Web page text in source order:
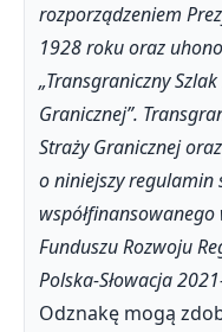
rozporządzeniem
1928 roku oraz
„Transgraniczny
Granicznej”.
Straży Granicznej
o niniejszy
Funduszu Rozwoju
Polska-Słowacja
Odznakę mogą